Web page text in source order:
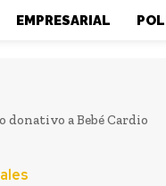
EMPRESARIAL
donativo a Bebé Cardio